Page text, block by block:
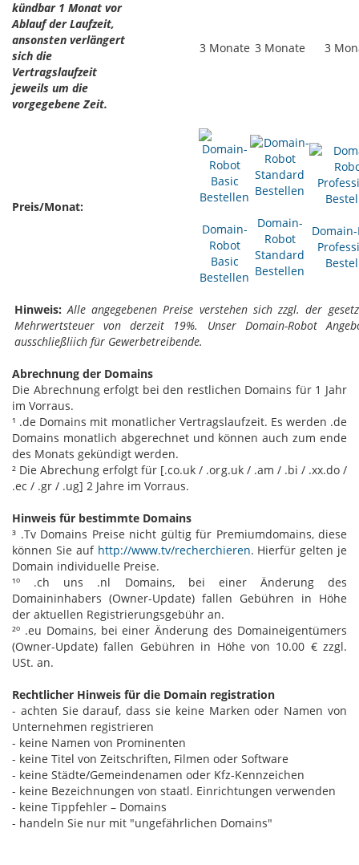
kündbar 1 Monat vor
Ablauf der Laufzeit,
ansonsten verlängert
sich die
Vertragslaufzeit
jeweils um die
vorgegebene Zeit.
3 Monate 3 Monate 3
Preis/Monat:
Domain-
Robot
Basic
Bestellen
Domain-
Robot
Standard
Bestellen
Hinweis: Alle angegebenen Preise verstehen sich zzgl. der
Mehrwertsteuer von derzeit 19%. Unser Domain-Robot
ausschließliich für Gewerbetreibende.
Abrechnung der Domains
Die Abrechnung erfolgt bei den restlichen Domains für 1 Jahr
im Vorraus.
¹ .de Domains mit monatlicher Vertragslaufzeit. Es werden .de
Domains monatlich abgerechnet und können auch zum ende
des Monats gekündigt werden.
² Die Abrechung erfolgt für [.co.uk / .org.uk / .am / .bi / .xx.do /
.ec / .gr / .ug] 2 Jahre im Vorraus.
Hinweis für bestimmte Domains
³ .Tv Domains Preise nicht gültig für Premiumdomains, diese
können Sie auf http://www.tv/recherchieren. Hierfür gelten je
Domain individuelle Preise.
¹º .ch uns .nl Domains, bei einer Änderung des
Domaininhabers (Owner-Update) fallen Gebühren in Höhe
der aktuellen Registrierungsgebühr an.
²º .eu Domains, bei einer Änderung des Domaineigentümers
(Owner-Update) fallen Gebühren in Höhe von 10.00 € zzgl.
USt. an.
Rechtlicher Hinweis für die Domain registration
- achten Sie darauf, dass sie keine Marken oder Namen von
Unternehmen registrieren
- keine Namen von Prominenten
- keine Titel von Zeitschriften, Filmen oder Software
- keine Städte/Gemeindenamen oder Kfz-Kennzeichen
- keine Bezeichnungen von staatl. Einrichtungen verwenden
- keine Tippfehler – Domains
- handeln Sie nur mit "ungefährlichen Domains"